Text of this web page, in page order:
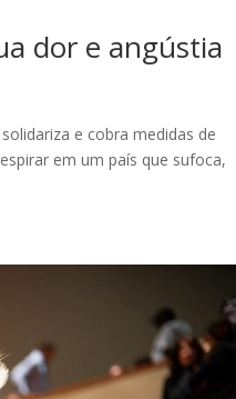
dor e angústia
e cobra medidas de
em um país que sufoca,